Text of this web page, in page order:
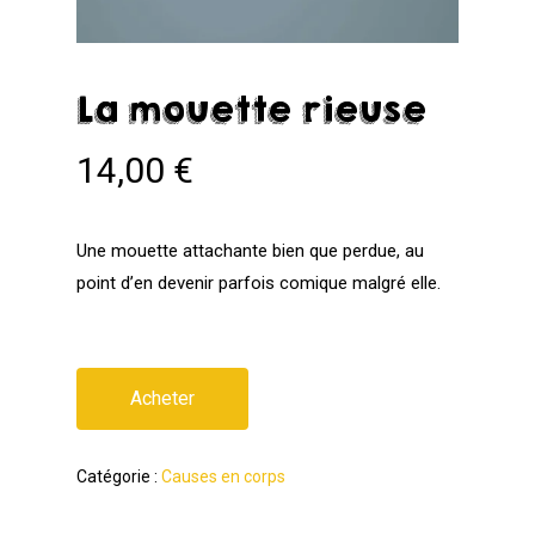
La mouette rieuse
14,00 €
Une mouette attachante bien que perdue, au
point d’en devenir parfois comique malgré elle.
Acheter
Catégorie : Causes en corps